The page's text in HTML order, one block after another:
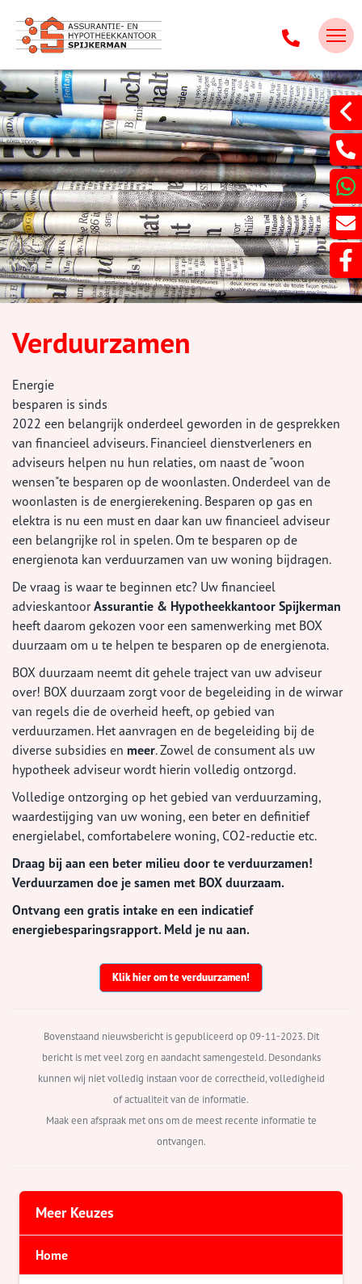
Verduurzamen
Energie
besparen is sinds
2022 een belangrijk onderdeel geworden in de gesprekken
van financieel adviseurs. Financieel dienstverleners en
adviseurs helpen nu hun relaties, om naast de "woon
wensen"te besparen op de woonlasten. Onderdeel van de
woonlasten is de energierekening. Besparen op gas en
elektra is nu een must en daar kan uw financieel adviseur
een belangrijke rol in spelen. Om te besparen op de
energienota kan verduurzamen van uw woning bijdragen.
De vraag is waar te beginnen etc? Uw financieel
advieskantoorAssurantie & Hypotheekkantoor Spijkerman
heeft daarom gekozen voor een samenwerking met BOX
duurzaam om u te helpen te besparen op de energienota.
BOX duurzaam neemt dit gehele traject van uw adviseur
over! BOX duurzaam zorgt voor de begeleiding in de wirwar
van regels die de overheid heeft, op gebied van
verduurzamen. Het aanvragen en de begeleiding bij de
diverse subsidies en meer. Zowel de consument als uw
hypotheek adviseur wordt hierin volledig ontzorgd.
Volledige ontzorging op het gebied van verduurzaming,
waardestijging van uw woning, een beter en definitief
energielabel, comfortabelere woning, CO2-reductie etc.
Draag bij aan een beter milieu door te verduurzamen!
Verduurzamen doe je samen met BOX duurzaam.
Ontvang een gratis intake en een indicatief
energiebesparingsrapport. Meld je nu aan.
Klik hier om te verduurzamen!
Bovenstaand nieuwsbericht is gepubliceerd op 09-11-2023. Dit
bericht is met veel zorg en aandacht samengesteld. Desondanks
kunnen wij niet volledig instaan voor de correctheid, volledigheid
of actualiteit van de informatie.
Maak een afspraak met ons om de meest recente informatie te
ontvangen.
Meer Keuzes
Home